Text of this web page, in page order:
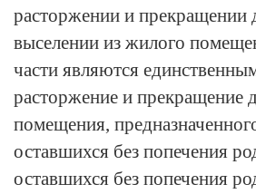
расторжении и прекращении
выселении из жилого
части являются
расторжение и прекращение
помещения,
оставшихся без попечения
оставшихся без попечения